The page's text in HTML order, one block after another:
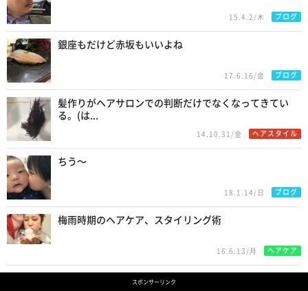
15.4.2/木 ブログ
銀座もだけど赤坂もいいよね
17.6.16/金 ブログ
髪作りがヘアサロンでの判断だけでなくなってきてい
る。(は...
14.10.31/金 ヘアスタイル
ちう〜
18.1.14/日 ブログ
梅雨時期のヘアケア、スタイリング術
16.6.13/月 ヘアケア
スポンサーリンク